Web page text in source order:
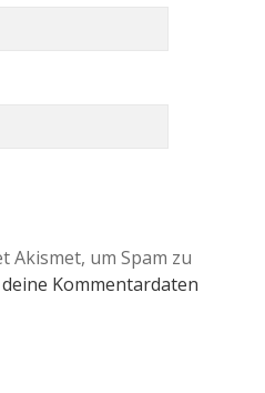
Akismet, um Spam zu
Kommentardaten